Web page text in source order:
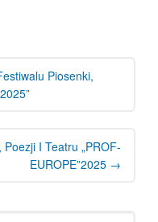
Piosenki,
I Teatru „PROF-
EUROPE”2025 →